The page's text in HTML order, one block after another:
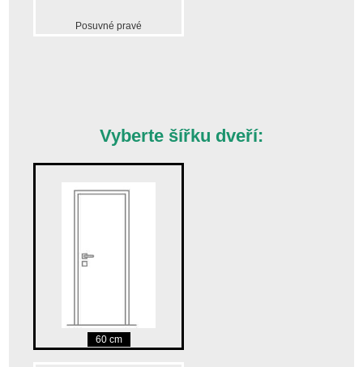
Posuvné pravé
Vyberte šířku dveří:
60 cm